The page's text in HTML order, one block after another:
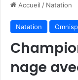
Accueil / Natation
Natation
nage